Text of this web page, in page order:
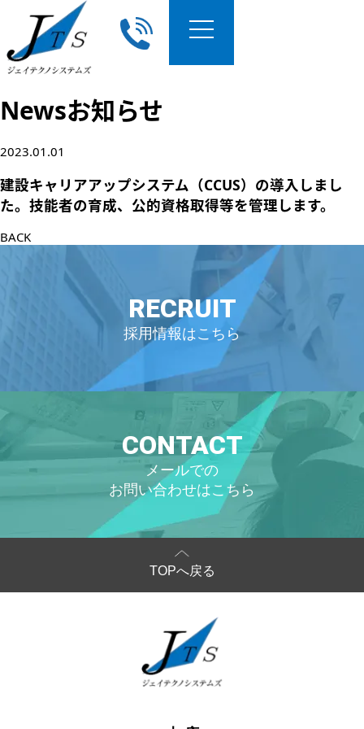
Newsお知らせ
2023.01.01
建設キャリアアップシステム（CCUS）の導入しまし
た。技能者の育成、公的資格取得等を管理します。
BACK
RECRUIT
採用情報はこちら
CONTACT
メールでの
お問い合わせはこちら
TOPへ戻る